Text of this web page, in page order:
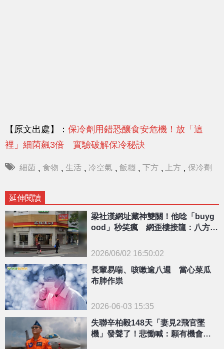
【原文出處】： 保冷劑用錯恐釀食安危機！放「這
裡」細菌飆3倍 實驗破解保冷秘訣
細菌 , 食物 , 生活 , 冷空氣 , 飯糰 , 下方 , 上方 , 保冷劑
延伸閱讀
{PLAYICON}
梁社漢網址藏神雙關！他唸「buyg
ood」秒笑瘋 網歪樓接龍：八方叫
2026/06/02 16:50:02
長輩易喘、咳嗽逾八週 當心菜瓜
布肺作祟
2026-06-03 15:35
失聯辛柏毅148天「妻見2飛官墜
機」發聲了！悲慟喊：願有機會說